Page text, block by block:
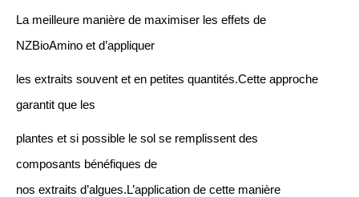
La meilleure manière de maximiser les effets de
NZBioAmino et d’appliquer
les extraits souvent et en petites quantités.Cette approche
garantit que les
plantes et si possible le sol se remplissent des
composants bénéfiques de
nos extraits d’algues.L’application de cette manière